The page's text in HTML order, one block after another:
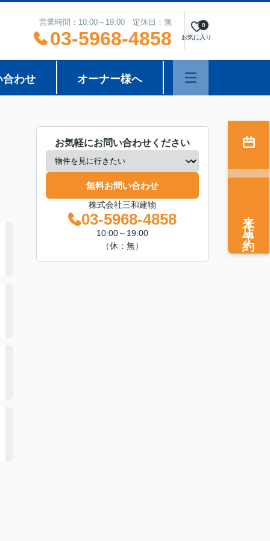
営業時間：10:00～19:00 定休日：無
03-5968-4858 お気に入り
0
合わせ オーナー様へ
お気軽にお問い合わせください
無料お問い合わせ
株式会社三和建物
03-5968-4858
10:00～19:00
（休：無）
来店予約